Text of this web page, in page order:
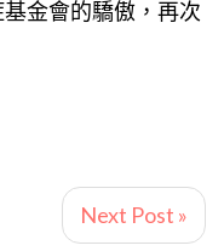
金會的驕傲，再次
Next Post »